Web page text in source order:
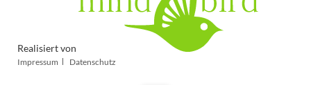
Realisiert von
Navigation
Impressum Datenschutz